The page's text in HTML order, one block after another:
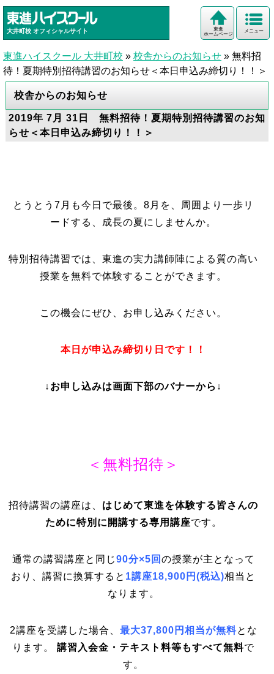
大井町校 オフィシャルサイト メニュー
東進
ホームページ
東進ハイスクール 大井町校 » 校舎からのお知らせ » 無料招
待！夏期特別招待講習のお知らせ＜本日申込み締切り！！＞
校舎からのお知らせ
2019年 7月 31日 無料招待！夏期特別招待講習のお知
らせ＜本日申込み締切り！！＞
とうとう7月も今日で最後。8月を、周囲より一歩リ
ードする、成長の夏にしませんか。
特別招待講習では、東進の実力講師陣による質の高い
授業を無料で体験することができます。
この機会にぜひ、お申し込みください。
本日が申込み締切り日です！！
↓お申し込みは画面下部のバナーから↓
＜無料招待＞
招待講習の講座は、 はじめて東進を体験する皆さんの
ために特別に開講する専用講座です。
通常の講習講座と同じ90分×5回 の授業が主となって
おり、講習に換算すると 1講座18,900円(税込)相当と
なります。
2講座を受講した場合、 最大37,800円相当が無料とな
ります。
講習入会金・テキスト料等もすべて無料で
す。